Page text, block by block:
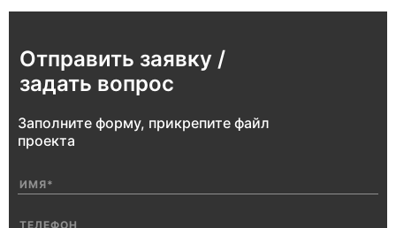
Отправить заявку /
задать вопрос
Заполните форму, прикрепите файл
проекта